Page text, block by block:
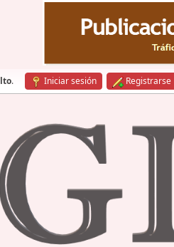
. Iniciar sesión Registrarse